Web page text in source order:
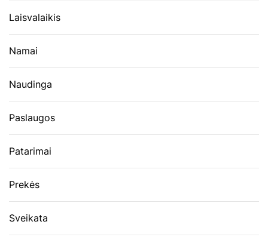
Laisvalaikis
Namai
Naudinga
Paslaugos
Patarimai
Prekės
Sveikata